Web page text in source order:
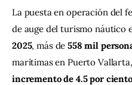
La puesta en operación del
de auge del turismo náutico
2025, más de 558 mil
marítimas en Puerto
incremento de 4.5 por ciento